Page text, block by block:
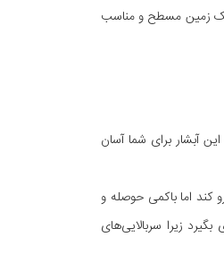
یک زمین مسطح و مناسب
آبشار برای شما آسان
کند اما باکمی حوصله و
زیرا سربالایی‌های